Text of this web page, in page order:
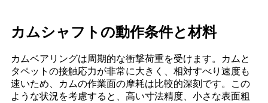
カムシャフトの動作条件と材料
カムベアリングは周期的な衝撃荷重を受けます。カムと
タペットの接触応力が非常に大きく、相対すべり速度も
速いため、カムの作業面の摩耗は比較的深刻です。この
ような状況を考慮すると、高い寸法精度、小さな表面粗